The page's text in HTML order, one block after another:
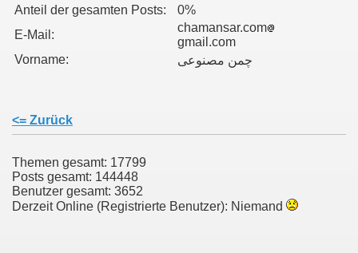
Anteil der gesamten Posts:
0%
E-Mail:
chamansar.com
gmail.com
Vorname:
چمن مصنوعی
<= Zurück
Themen gesamt: 17799
Posts gesamt: 144448
Benutzer gesamt: 3652
Derzeit Online (Registrierte Benutzer): Niemand